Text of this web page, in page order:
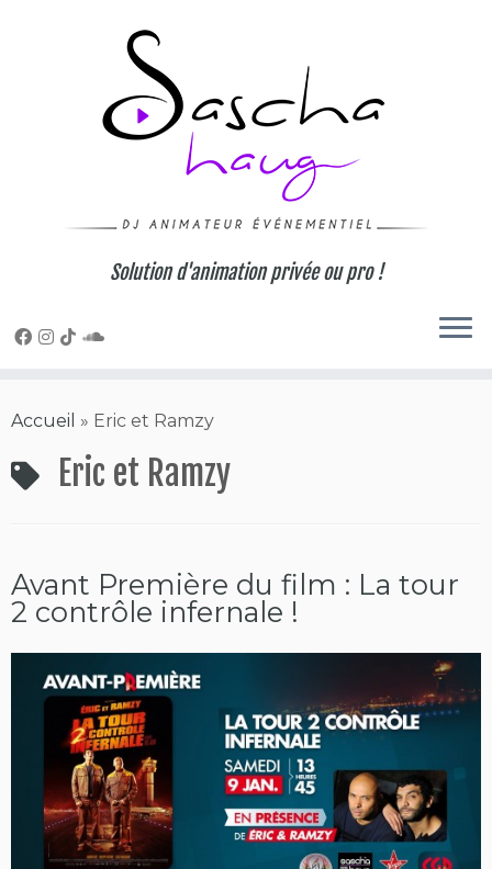
Solution d'animation privée ou pro !
Accueil » Eric et Ramzy
Eric et Ramzy
Avant Première du film : La tour
2 contrôle infernale !